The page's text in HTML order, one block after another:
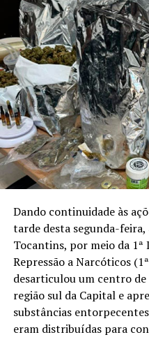
Dando continuidade às
tarde desta segunda-
Tocantins, por meio da 1ª
Repressão a Narcóticos
desarticulou um centro
região sul da Capital e
substâncias
eram distribuídas para